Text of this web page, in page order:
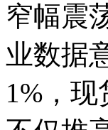
窄幅震
业数据
1%，